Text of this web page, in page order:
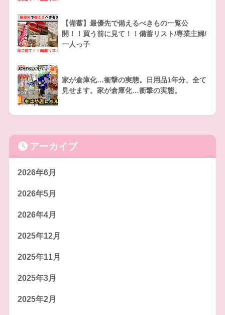
【備蓄】最優先で備えるべきもの一覧公
開！！買う前に見て！！備蓄リスト/専業主婦/
一人っ子
家が倉庫化…衝撃の実態。日用品1年分、全て
見せます。家が倉庫化…衝撃の実態。
アーカイブ
2026年6月
2026年5月
2026年4月
2025年12月
2025年11月
2025年3月
2025年2月